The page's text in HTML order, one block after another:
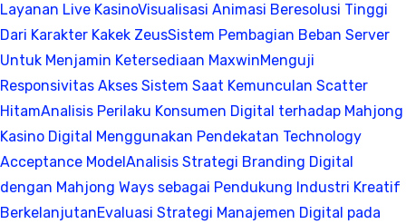
Layanan Live KasinoVisualisasi Animasi Beresolusi Tinggi
Dari Karakter Kakek ZeusSistem Pembagian Beban Server
Untuk Menjamin Ketersediaan MaxwinMenguji
Responsivitas Akses Sistem Saat Kemunculan Scatter
HitamAnalisis Perilaku Konsumen Digital terhadap Mahjong
Kasino Digital Menggunakan Pendekatan Technology
Acceptance Model Analisis Strategi Branding Digital
dengan Mahjong Ways sebagai Pendukung Industri Kreatif
BerkelanjutanEvaluasi Strategi Manajemen Digital pada